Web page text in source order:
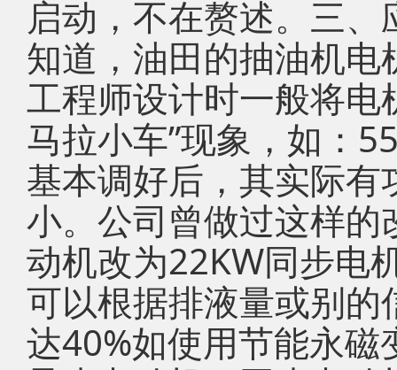
启动，不在赘述。三
知道，油田的抽油机
工程师设计时一般将电
马拉小车”现象，如：
基本调好后，其实际
小。公司曾做过这样
动机改为22KW同步电
可以根据排液量或别
达40%如使用节能永